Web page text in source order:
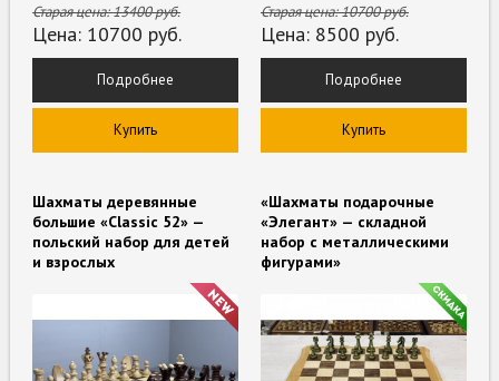
Старая цена:13400руб.
Цена: 10700 руб.
Подробнее
Купить
Старая цена:10700руб.
Цена: 8500 руб.
Подробнее
Купить
Шахматы деревянные
большие «Classic 52» —
польский набор для детей
и взрослых
«Шахматы подарочные
«Элегант» — складной
набор с металлическими
фигурами»